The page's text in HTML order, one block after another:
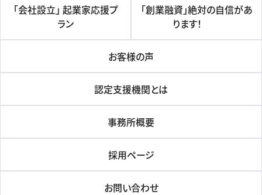
「会社設立」 起業家応援プ
ラン
「創業融資」絶対の自信があ
ります！
お客様の声
認定支援機関とは
事務所概要
採用ページ
お問い合わせ